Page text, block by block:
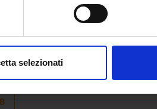
dalla Dichiarazione sui cookie.
combinarle con altre
selezionati